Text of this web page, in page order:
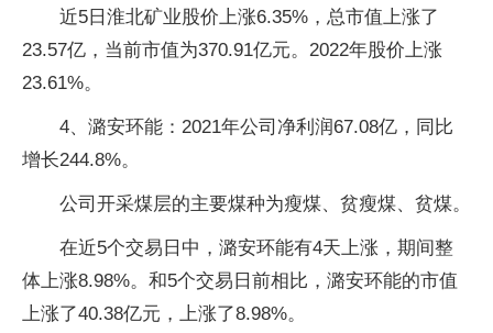
近5日淮北矿业股价上涨6.35%，总市值上涨了
23.57亿，当前市值为370.91亿元。2022年股价上涨
23.61%。
4、潞安环能：2021年公司净利润67.08亿，同比
增长244.8%。
公司开采煤层的主要煤种为瘦煤、贫瘦煤、贫煤。
在近5个交易日中，潞安环能有4天上涨，期间整
体上涨8.98%。和5个交易日前相比，潞安环能的市值
上涨了40.38亿元，上涨了8.98%。